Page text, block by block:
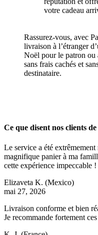
votre cadeau
Rassurez-vous, avec
livraison à l’étranger
Noël pour le patron ou
sans frais cachés et
destinataire.
Ce que disent nos clients
Le service a été
magnifique panier à ma
cette expérience impeccable !
Elizaveta K. (Mexico)
mai 27, 2026
Livraison conforme et bien
Je recommande fortement